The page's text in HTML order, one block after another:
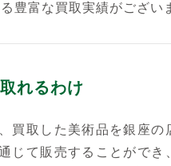
豊富な買取実績がござい
れるわけ
買取した美術品を銀座
じて販売することがで